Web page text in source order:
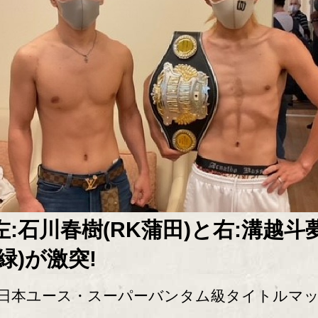
:石川春樹(RK蒲田)と右:溝越斗
)が激突!
ユース・スーパーバンタム級タイトルマ